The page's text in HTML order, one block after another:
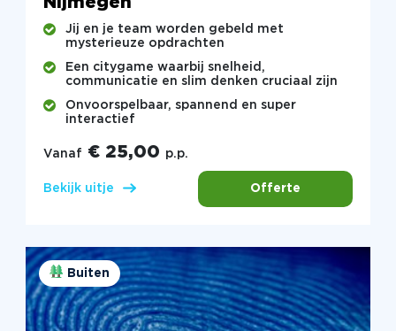
Jij en je team worden gebeld met
mysterieuze opdrachten
Een citygame waarbij snelheid,
communicatie en slim denken cruciaal zijn
Onvoorspelbaar, spannend en super
interactief
Vanaf € 25,00 p.p.
Bekijk uitje Offerte
Buiten